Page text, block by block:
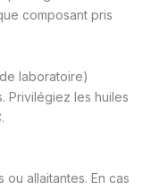
composant pris
laboratoire)
Privilégiez les huiles
allaitantes. En cas